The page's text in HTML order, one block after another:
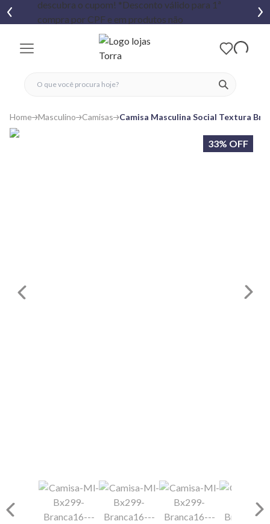
ver
fechar menu
fechar menu
favoritos
Home Masculino Camisas Camisa Masculina Social Textura
33% OFF